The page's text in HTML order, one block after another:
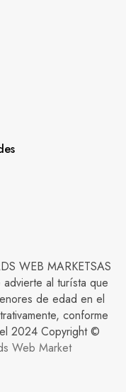
WEB MARKETSAS
al turísta que
de edad en el
conforme
2024 Copyright ©
Web Market